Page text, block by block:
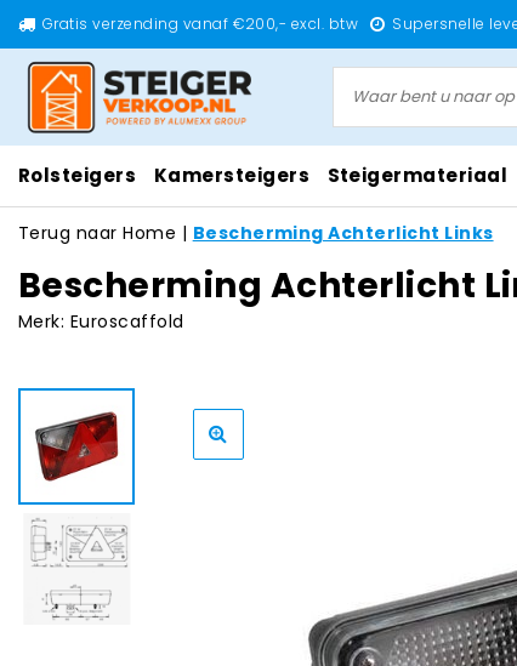
Gratis verzending vanaf €200,- excl. btw Supersnelle
Rolsteigers Kamersteigers Steigermateriaal
Terug naar Home | Bescherming Achterlicht Links
Bescherming Achterlicht
Merk: Euroscaffold